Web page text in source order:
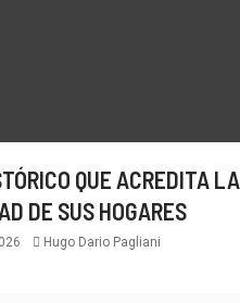
QUE ACREDITA LA
DE SUS HOGARES
Hugo Dario Pagliani